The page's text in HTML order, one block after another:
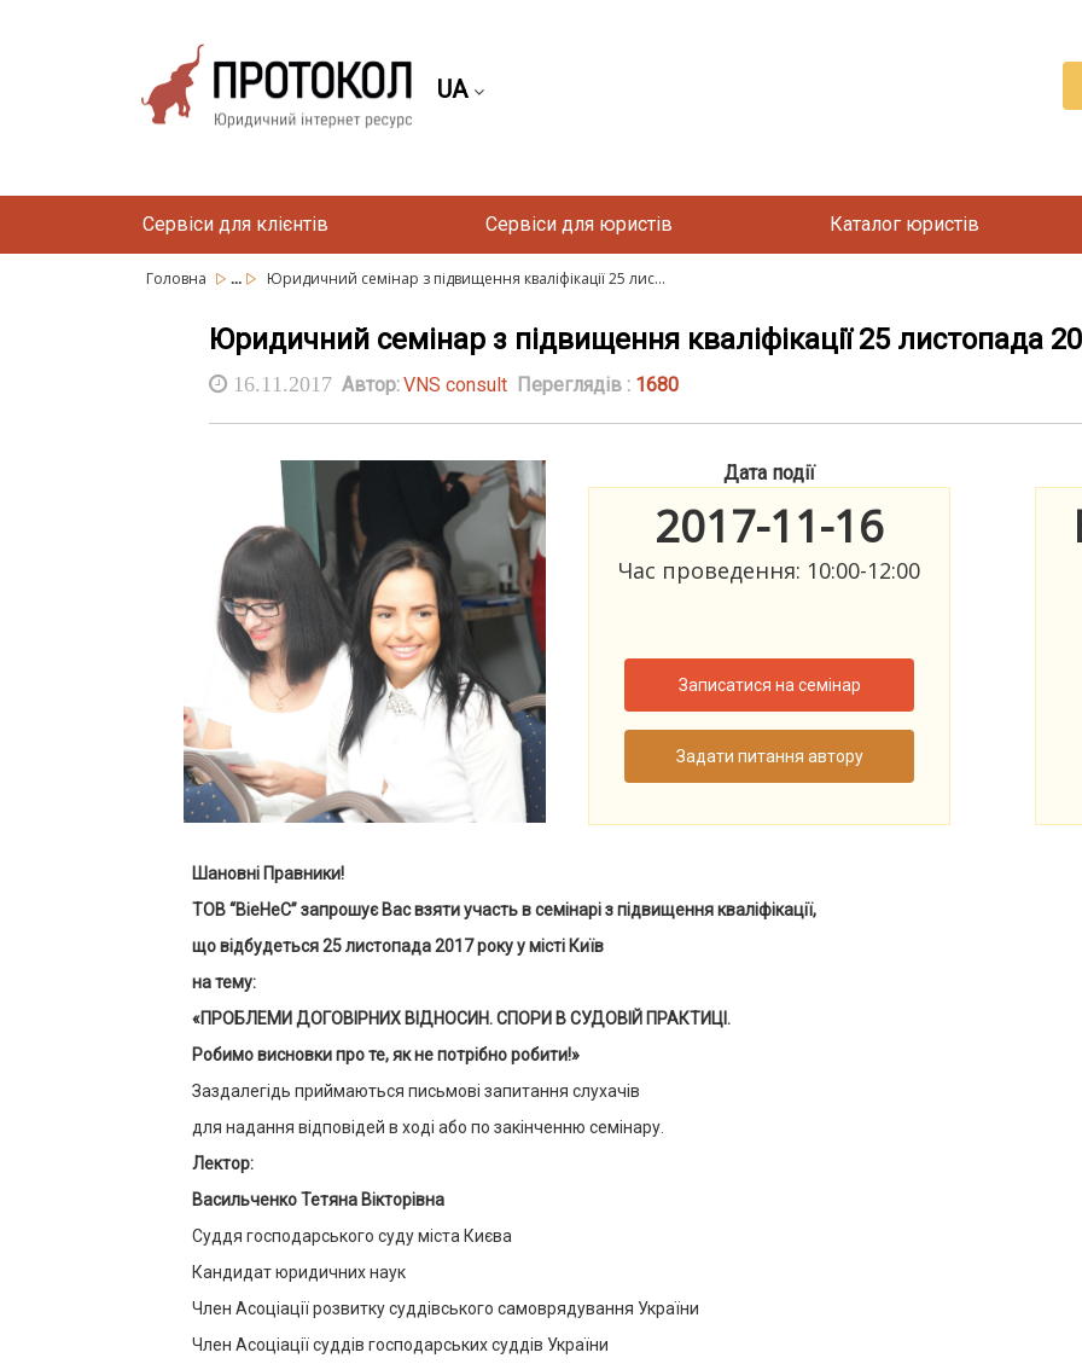
UA
Сервіси для клієнтів Сервіси для юристів Каталог юристів
Головна ... Юридичний семінар з підвищення кваліфікації 25 лис...
Юридичний семінар з підвищення кваліфікації 25 листопада
16.11.2017 Автор:VNS consult Переглядів : 1680
Дата події
2017-11-16
Час проведення: 10:00-12:00
Записатися на семінар
Задати питання автору
Шановні Правники!
ТОВ “ВіеНеС” запрошує Вас взяти участь в семінарі з підвищення кваліфікації,
що відбудеться 25 листопада 2017 року у місті Київ
на тему:
«ПРОБЛЕМИ ДОГОВІРНИХ ВІДНОСИН. СПОРИ В СУДОВІЙ ПРАКТИЦІ.
Робимо висновки про те, як не потрібно робити!»
Заздалегідь приймаються письмові запитання слухачів
для надання відповідей в ході або по закінченню семінару.
Лектор:
Васильченко Тетяна Вікторівна
Суддя господарського суду міста Києва
Кандидат юридичних наук
Член Асоціації розвитку суддівського самоврядування України
Член Асоціації суддів господарських суддів України